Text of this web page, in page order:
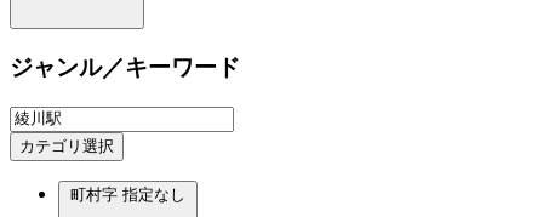
ジャンル／キーワード
カテゴリ選択
町村字 指定なし